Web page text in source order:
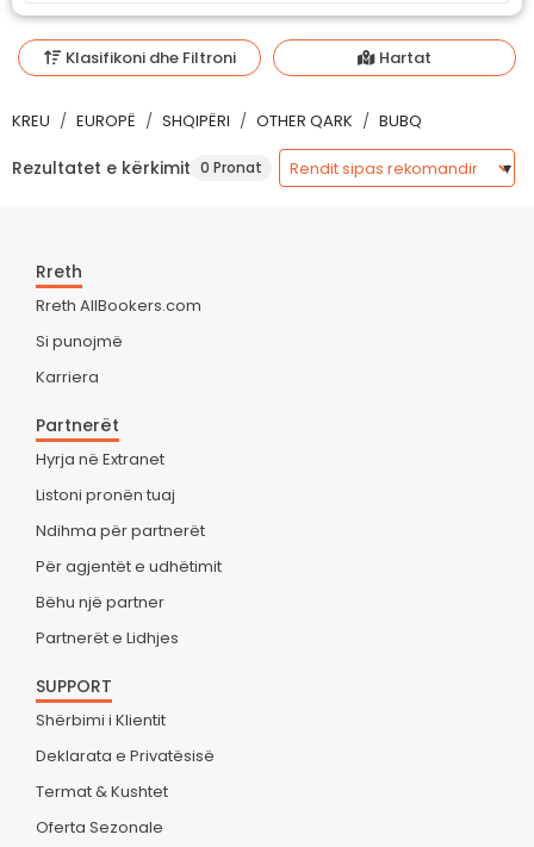
Klasifikoni dhe Filtroni Hartat
KREU EUROPË SHQIPËRI OTHER QARK BUBQ
Rezultatet e kërkimit 0 Pronat
Rreth
Rreth AllBookers.com
Si punojmë
Karriera
Partnerët
Hyrja në Extranet
Listoni pronën tuaj
Ndihma për partnerët
Për agjentët e udhëtimit
Bëhu një partner
Partnerët e Lidhjes
SUPPORT
Shërbimi i Klientit
Deklarata e Privatësisë
Termat & Kushtet
Oferta Sezonale